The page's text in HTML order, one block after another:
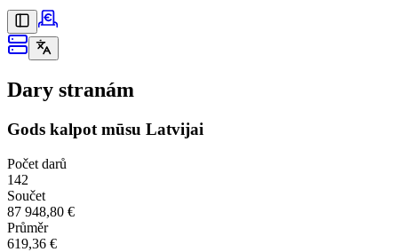
Dary stranám
Gods kalpot mūsu Latvijai
Počet darů
142
Součet
87 948,80 €
Průměr
619,36 €